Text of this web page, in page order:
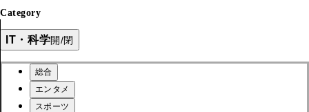
Category
IT・科学開/閉
総合
エンタメ
スポーツ